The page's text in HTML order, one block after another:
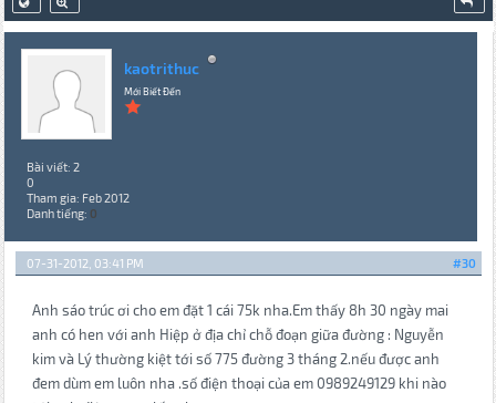
kaotrithuc
Mới Biết Đến
Bài viết: 2
0
Tham gia: Feb 2012
Danh tiếng: 0
#30
07-31-2012, 03:41 PM
Anh sáo trúc ơi cho em đặt 1 cái 75k nha.Em thấy 8h 30 ngày mai
anh có hen với anh Hiệp ở địa chỉ chỗ đoạn giữa đường : Nguyễn
kim và Lý thường kiệt tới số 775 đường 3 tháng 2.nếu được anh
đem dùm em luôn nha .số điện thoại của em 0989249129 khi nào